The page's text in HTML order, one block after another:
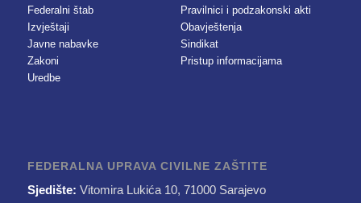
Federalni štab
Izvještaji
Javne nabavke
Zakoni
Uredbe
Pravilnici i podzakonski akti
Obavještenja
Sindikat
Pristup informacijama
FEDERALNA UPRAVA CIVILNE ZAŠTITE
Sjedište: Vitomira Lukića 10, 71000 Sarajevo